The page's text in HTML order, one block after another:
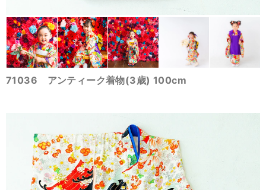
71036 アンティーク着物(3歳) 100cm